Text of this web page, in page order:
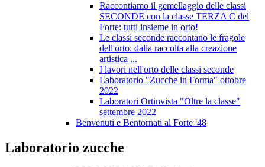
Raccontiamo il gemellaggio delle classi
SECONDE con la classe TERZA C del
Forte: tutti insieme in orto!
Le classi seconde raccontano le fragole
dell'orto: dalla raccolta alla creazione
artistica ...
I lavori nell'orto delle classi seconde
Laboratorio "Zucche in Forma" ottobre
2022
Laboratori Ortinvista "Oltre la classe"
settembre 2022
Benvenuti e Bentornati al Forte '48
Laboratorio zucche